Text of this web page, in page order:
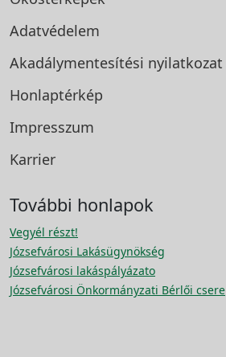
Adatvédelem
Akadálymentesítési nyilatkozat
Honlaptérkép
Impresszum
Karrier
További honlapok
Vegyél részt!
Józsefvárosi Lakásügynökség
Józsefvárosi lakáspályázato
Józsefvárosi Önkormányzati Bérlői csere